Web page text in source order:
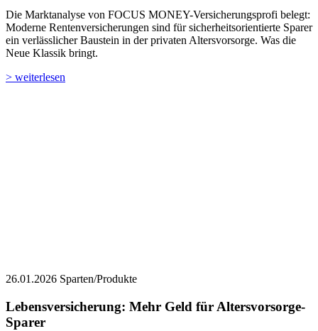
Die Marktanalyse von FOCUS MONEY-Versicherungsprofi belegt:
Moderne Rentenversicherungen sind für sicherheitsorientierte Sparer
ein verlässlicher Baustein in der privaten Altersvorsorge. Was die
Neue Klassik bringt.
> weiterlesen
26.01.2026 Sparten/Produkte
Lebensversicherung: Mehr Geld für Altersvorsorge-
Sparer